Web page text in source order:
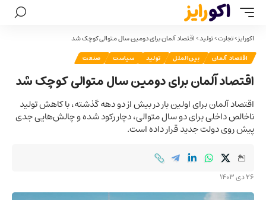
اکورایز>تجارت>تولید>اقتصاد آلمان برای دومین سال متوالی کوچک شد
اقتصاد آلمان بین‌الملل تولید سیاست صنعت
اقتصاد آلمان برای دومین سال متوالی کوچک شد
اقتصاد آلمان برای اولین بار در بیش از دو دهه گذشته، با کاهش تولید
ناخالص داخلی برای دو سال متوالی، دچار رکود شده و چالش‌هایی جدی
پیش روی دولت جدید قرار داده است.
26 دی 1403